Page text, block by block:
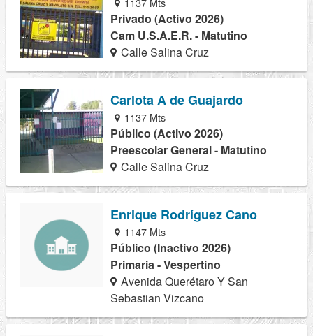
Privado (Activo 2026)
Cam U.S.A.E.R. - Matutino
Calle Salina Cruz
Carlota A de Guajardo
1137 Mts
Público (Activo 2026)
Preescolar General - Matutino
Calle Salina Cruz
Enrique Rodríguez Cano
1147 Mts
Público (Inactivo 2026)
Primaria - Vespertino
Avenida Querétaro Y San
Sebastian Vizcano